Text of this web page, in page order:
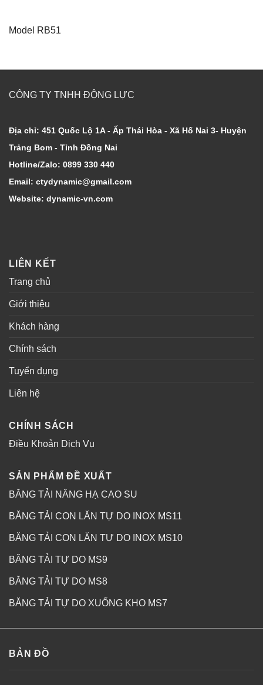
Model RB51
CÔNG TY TNHH ĐỘNG LỰC
Địa chỉ: 451 Quốc Lộ 1A - Ấp Thái Hòa - Xã Hố Nai 3- Huyện
Trảng Bom - Tỉnh Đồng Nai
Hotline/Zalo: 0899 330 440
Email: ctydynamic@gmail.com
Website: dynamic-vn.com
LIÊN KẾT
Trang chủ
Giới thiệu
Khách hàng
Chính sách
Tuyển dụng
Liên hệ
CHÍNH SÁCH
Điều Khoản Dịch Vụ
SẢN PHẨM ĐỀ XUẤT
BĂNG TẢI NÂNG HẠ CAO SU
BĂNG TẢI CON LĂN TỰ DO INOX MS11
BĂNG TẢI CON LĂN TỰ DO INOX MS10
BĂNG TẢI TỰ DO MS9
BĂNG TẢI TỰ DO MS8
BĂNG TẢI TỰ DO XUỐNG KHO MS7
BẢN ĐỒ